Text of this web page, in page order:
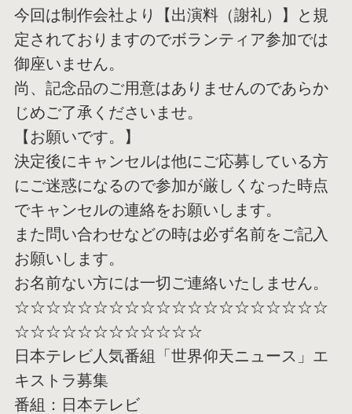
今回は制作会社より【出演料（謝礼）】と規
定されておりますのでボランティア参加では
御座いません。
尚、記念品のご用意はありませんのであらか
じめご了承くださいま せ。
【お願いです。】
決定後にキャンセルは他にご応募している方
にご迷惑になるので参加が厳しくなった時点
でキャンセルの連絡をお願いします。
また問い合わせなどの時は必ず名前をご記入
お願いします。
お名前ない方には一切ご連絡いたしません。
☆☆☆☆☆☆☆☆☆☆☆☆☆☆☆☆☆☆☆☆
☆☆☆☆☆☆☆☆☆☆☆☆
日本テレビ人気番組「世界仰天ニュース」エ
キストラ募集
番組：日本テレビ